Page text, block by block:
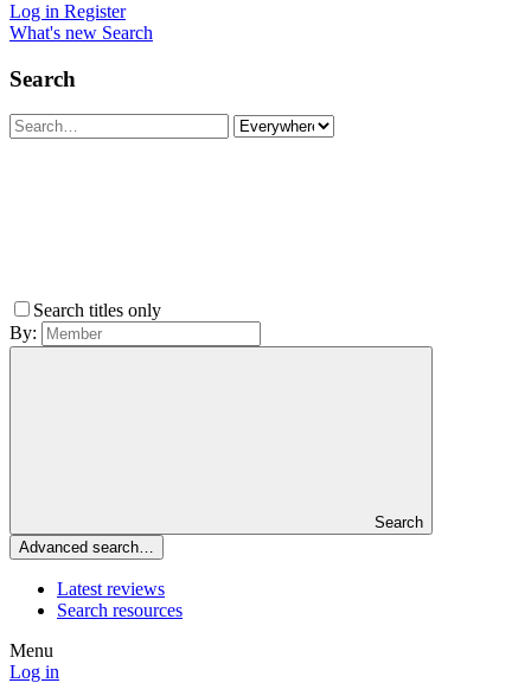
Log in Register
What's new Search
Search
Search titles only
By:
Search
Advanced search…
Latest reviews
Search resources
Menu
Log in